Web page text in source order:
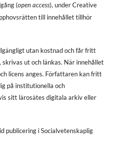
(open access), under Creative
till innehållet tillhör
utan kostnad och får fritt
skrivas ut och länkas. När innehållet
licens anges. Författaren kan fritt
på institutionella och
sitt lärosätes digitala arkiv eller
publicering i Socialvetenskaplig